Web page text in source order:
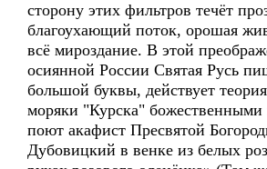
сторону этих фильтров течёт
благоухающий поток, орошая
всё мироздание. В этой
осиянной России Святая Русь
большой буквы, действует
моряки "Курска" божественными
поют акафист Пресвятой
Дубовицкий в венке из белых